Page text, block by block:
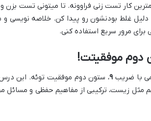
کار تست زنی فراوونه. تا میتونی تست
غلط بودنشون رو پیدا کن. خلاصه نویسی
مرور سریع استفاده کنی.
دوم موفقیتت!
با ضریب ۹، ستون دوم موفقیت توئه. این
زیست، ترکیبی از مفاهیم حفظی و مسائل